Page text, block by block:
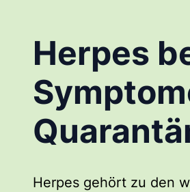
Herpes
Herpes gehört zu den